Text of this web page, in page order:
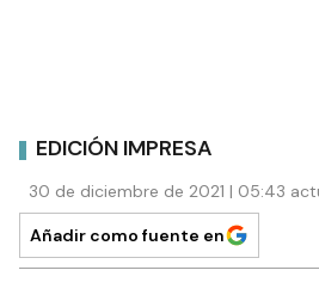
EDICIÓN IMPRESA
30 de diciembre de 2021 | 05:43
Añadir como fuente en